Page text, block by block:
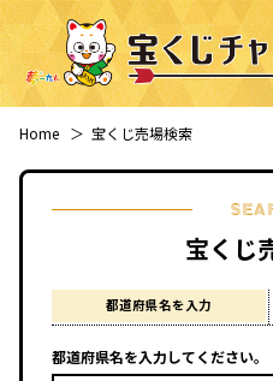
Home ＞ 宝くじ売場検索
宝くじ
都道府県名を入力
都道府県名を入力してください。